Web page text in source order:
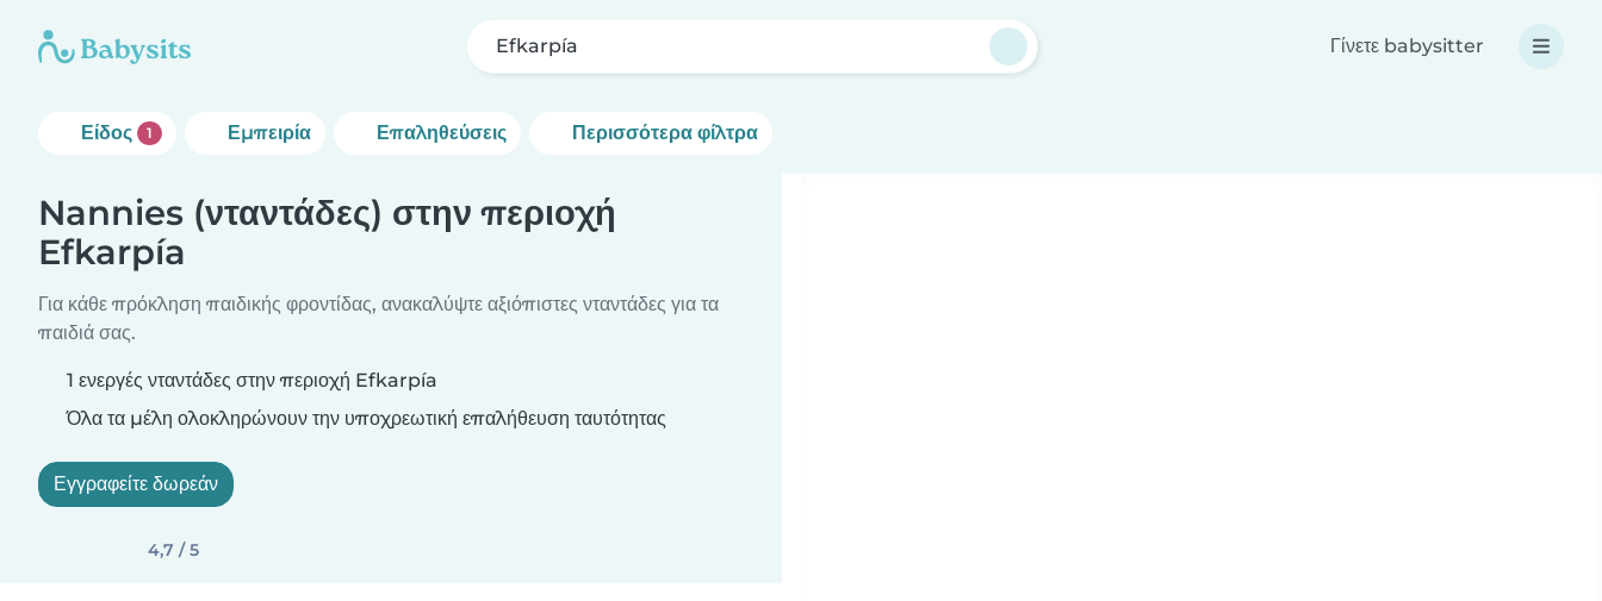
Efkarpía Γίνετε babysitter
Είδος 1 Εμπειρία Επαληθεύσεις Περισσότερα φίλτρα
Nannies (νταντάδες) στην περιοχή
Efkarpía
Για κάθε πρόκληση παιδικής φροντίδας, ανακαλύψτε αξιόπιστες νταντάδες για τα
παιδιά σας.
1 ενεργές νταντάδες στην περιοχή Efkarpía
Όλα τα μέλη ολοκληρώνουν την υποχρεωτική επαλήθευση ταυτότητας
Εγγραφείτε δωρεάν
4,7 / 5